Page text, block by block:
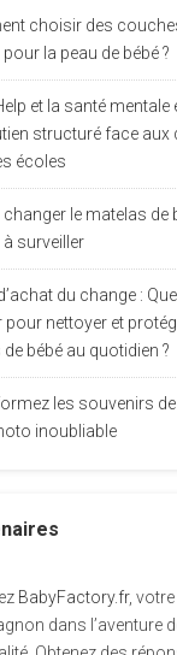
choisir des
la peau de bébé ?
et la santé mentale
structuré face aux
écoles
changer le matelas de
surveiller
du change :
nettoyer et
bébé au quotidien ?
les souvenirs de
inoubliable
BabyFactory.fr, votre
dans l’aventure